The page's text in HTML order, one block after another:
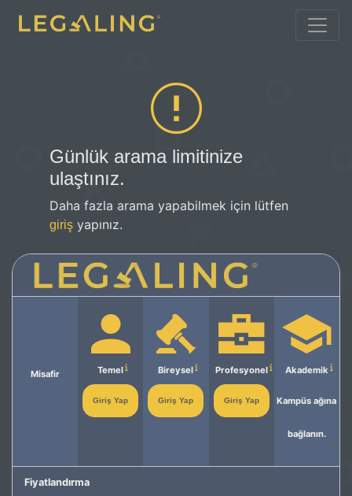
Günlük arama limitinize
ulaştınız.
Daha fazla arama yapabilmek için lütfen
giriş yapınız.
Misafir Temel
Giriş Yap
Bireysel
Giriş Yap
Profesyonel
Giriş Yap
Akademik
Kampüs ağına
bağlanın.
Fiyatlandırma